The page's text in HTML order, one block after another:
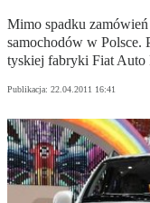
Mimo spadku
samochodów w Polsce.
tyskiej fabryki Fiat Auto
Publikacja: 22.04.2011 16:41